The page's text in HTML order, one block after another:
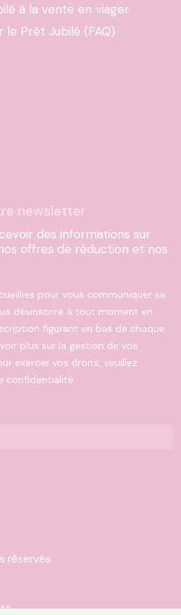
à la vente en viager
le Prêt Jubilé (FAQ)
newsletter
des informations sur
offres de réduction et nos
pour vous communiquer sa
désinscrire à tout moment en
figurant en bas de chaque
plus sur la gestion de vos
exercer vos droits, veuillez
confidentialité.
réservés